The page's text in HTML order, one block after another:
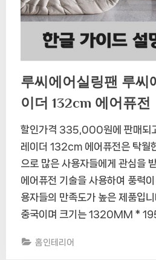
루씨에어실링팬 루씨
이더 132cm 에어퓨전
할인가격 335,000원에 판매되
레이더 132cm 에어퓨전은 탁월
으로 많은 사용자들에게 관심을
에어퓨전 기술을 사용하여 풍력
용자들의 만족도가 높은 제품입
중국이며 크기는 1320MM *
홈인테리어